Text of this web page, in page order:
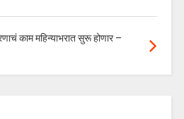
काम महिन्याभरात सुरू होणार –